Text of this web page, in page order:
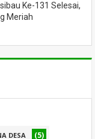
Ke-131 Selesai,
Meriah
DESA (5)